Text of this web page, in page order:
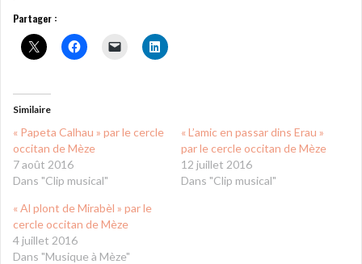
Partager :
Similaire
« Papeta Calhau » par le cercle
occitan de Mèze
7 août 2016
Dans "Clip musical"
« L’amic en passar dins Erau »
par le cercle occitan de Mèze
12 juillet 2016
Dans "Clip musical"
« Al plont de Mirabèl » par le
cercle occitan de Mèze
4 juillet 2016
Dans "Musique à Mèze"